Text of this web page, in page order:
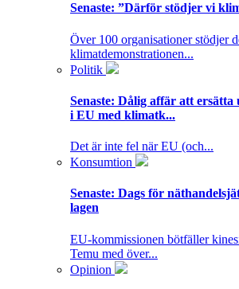
Senaste: ”Därför stödjer vi
Över 100 organisationer stödjer
klimatdemonstrationen...
Politik
Senaste: Dålig affär att ersätta
i EU med klimatk...
Det är inte fel när EU (och...
Konsumtion
Senaste: Dags för
lagen
EU-kommissionen bötfäller
Temu med över...
Opinion